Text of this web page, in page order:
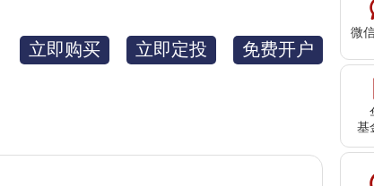
微
基
立即购买 立即定投 免费开户